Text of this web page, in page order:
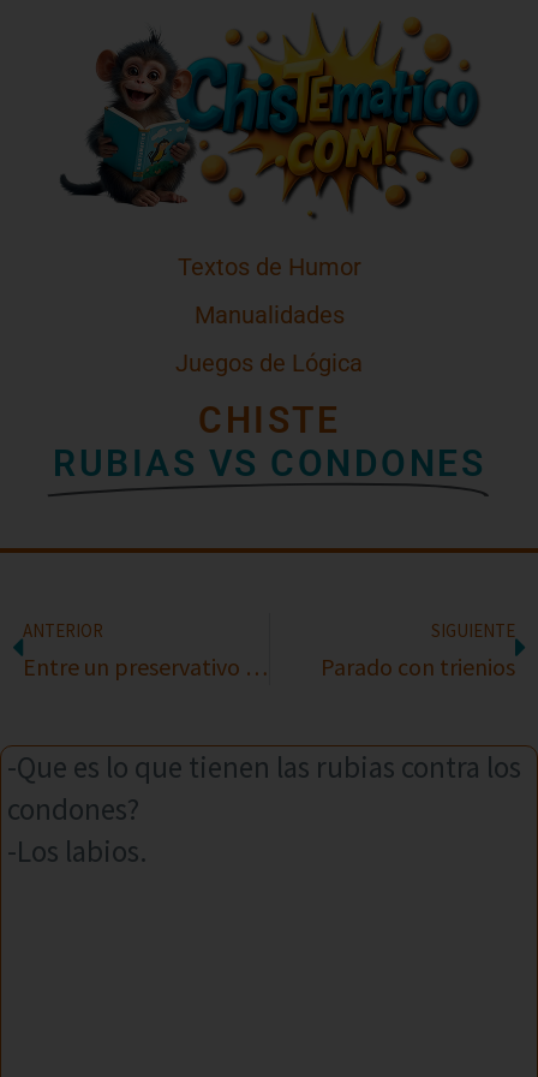
Textos de Humor
Manualidades
Juegos de Lógica
CHISTE
RUBIAS VS CONDONES
ANTERIOR
Entre un preservativo y un paracaídas
SIGUIENTE
Parado con trienios
-Que es lo que tienen las rubias contra los
condones?
-Los labios.